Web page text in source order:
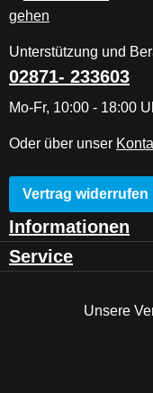
Unterstützung und
02871- 233603
Mo-Fr, 10:00 - 18:00
Oder über unser
Vertrag widerrufen
Informationen
Service
Unsere